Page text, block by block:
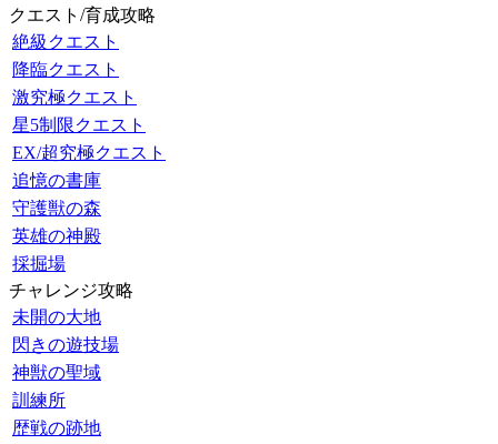
クエスト/育成攻略
絶級クエスト
降臨クエスト
激究極クエスト
星5制限クエスト
EX/超究極クエスト
追憶の書庫
守護獣の森
英雄の神殿
採掘場
チャレンジ攻略
未開の大地
閃きの遊技場
神獣の聖域
訓練所
歴戦の跡地